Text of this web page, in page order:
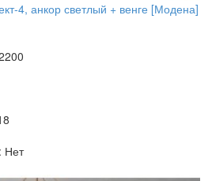
4, анкор светлый + венге [Модена]
Нет